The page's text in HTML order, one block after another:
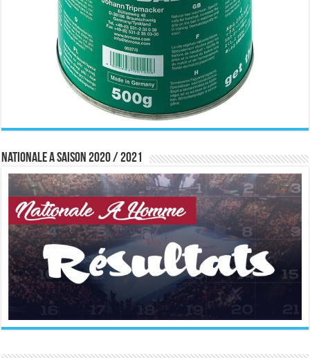
Nationale A saison 2020 / 2021